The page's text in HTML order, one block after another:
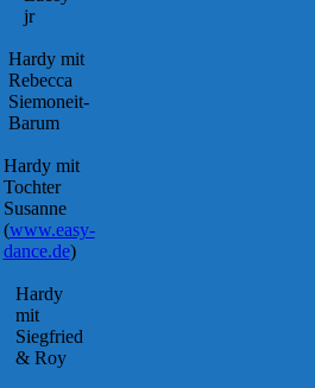
jr
Hardy mit
Rebecca
Siemoneit-
Barum
Hardy mit
Tochter
Susanne
(www.easy-
dance.de)
Hardy
mit
Siegfried
& Roy